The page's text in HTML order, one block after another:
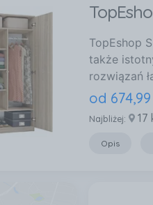
TopEshop
także
rozwiązań
od 674,99
Najbliżej: 17
Opis